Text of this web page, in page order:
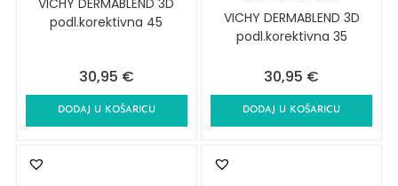
VICHY DERMABLEND 3D
podl.korektivna 45
30,95 €
DODAJ U KOŠARICU
VICHY DERMABLEND 3D
podl.korektivna 35
30,95 €
DODAJ U KOŠARICU